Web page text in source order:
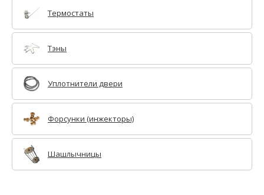
Термостаты
Тэны
Уплотнители двери
Форсунки (инжекторы)
Шашлычницы